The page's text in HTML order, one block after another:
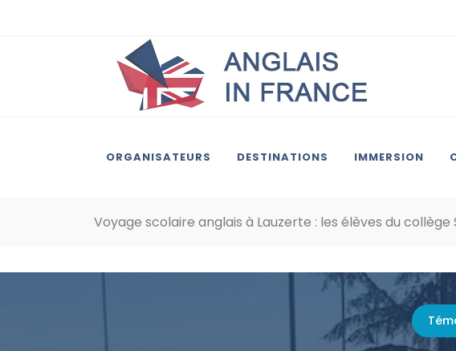
ORGANISATEURS DESTINATIONS IMMERSION
Voyage scolaire anglais à Lauzerte : les élèves du